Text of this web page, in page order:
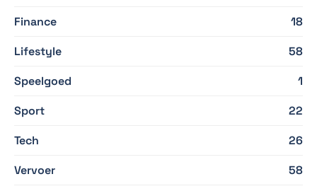
Finance
18
Lifestyle
58
Speelgoed
1
Sport
22
Tech
26
Vervoer
58